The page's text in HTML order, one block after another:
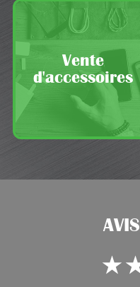
Vente
d'accessoires
AVIS